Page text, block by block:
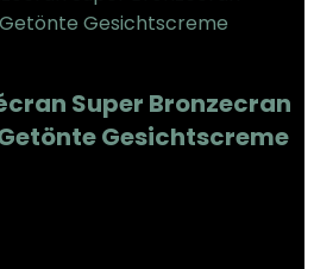
Super Bronzecran
Gesichtscreme